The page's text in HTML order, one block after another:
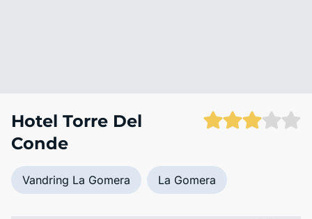
Hotel Torre Del
Conde
Vandring La Gomera La Gomera